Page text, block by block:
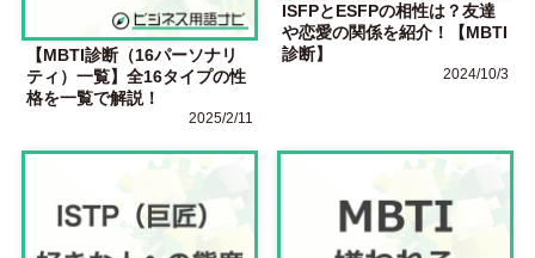
【MBTI診断（16パーソナリ
ティ）一覧】全16タイプの性
格を一覧で解説！
2025/2/11
ISFPとESFPの相性は？友達
や恋愛の関係を紹介！【MBTI
診断】
2024/10/3